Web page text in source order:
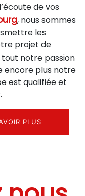
de vos
, nous sommes
les
projet de
notre passion
encore plus notre
est qualifiée et
PLUS